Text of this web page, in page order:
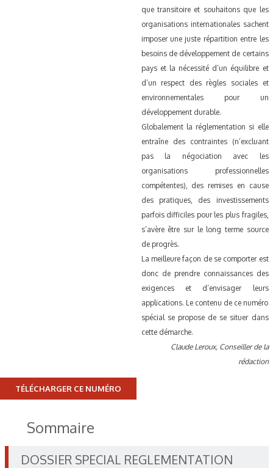
que transitoire et souhaitons que les
organisations internationales sachent
imposer une juste répartition entre les
besoins de développement de certains
pays et la nécessité d’un équilibre et
d’un respect des règles sociales et
environnementales pour un
développement durable.
Globalement la réglementation si elle
entraîne des contraintes (n’excluant
pas la négociation avec les
organisations professionnelles
compétentes), des remises en cause
des pratiques, des investissements
parfois difficiles pour les plus fragiles,
s’avère être sur le long terme source
de progrès.
La meilleure façon de se comporter est
donc de prendre connaissances des
exigences et d’envisager leurs
applications. Le contenu de ce numéro
spécial se propose de se situer dans
cette démarche.
Claude Leroux, Conseiller de la
rédaction
TÉLÉCHARGER CE NUMÉRO
Sommaire
DOSSIER SPECIAL REGLEMENTATION